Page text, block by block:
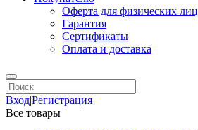
Оферта для физических лиц
Гарантия
Сертификаты
Оплата и доставка
Вход|Регистрация
Все товары